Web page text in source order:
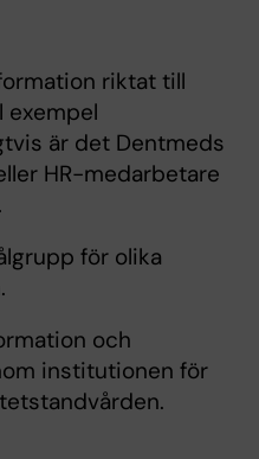
riktat till
exempel
är det Dentmeds
HR-medarbetare
för olika
och
institutionen för